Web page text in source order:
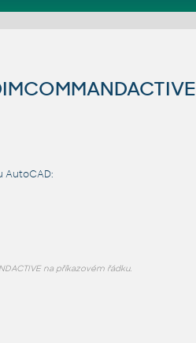
AutoCAD:
na příkazovém řádku.